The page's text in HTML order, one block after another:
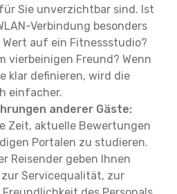
Sie unverzichtbar sind. Ist
Verbindung besonders
auf ein Fitnessstudio?
vierbeinigen Freund? Wenn
klar definieren, wird die
einfacher.
anderer Gäste:
Zeit, aktuelle Bewertungen
Portalen zu studieren.
Reisender geben Ihnen
Servicequalität, zur